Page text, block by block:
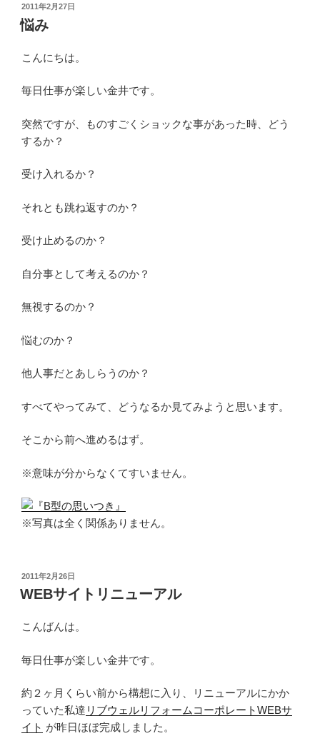
投
稿
日:
2011年2月27日
悩み
こんにちは。
毎日仕事が楽しい金井です。
突然ですが、ものすごくショックな事があった時、どう
するか？
受け入れるか？
それとも跳ね返すのか？
受け止めるのか？
自分事として考えるのか？
無視するのか？
悩むのか？
他人事だとあしらうのか？
すべてやってみて、どうなるか見てみようと思います。
そこから前へ進めるはず。
※意味が分からなくてすいません。
※写真は全く関係ありません。
投
稿
日:
2011年2月26日
WEBサイトリニューアル
こんばんは。
毎日仕事が楽しい金井です。
約２ヶ月くらい前から構想に入り、リニューアルにかか
っていた私達 リブウェルリフォームコーポレートWEBサ
イト が昨日ほぼ完成しました。